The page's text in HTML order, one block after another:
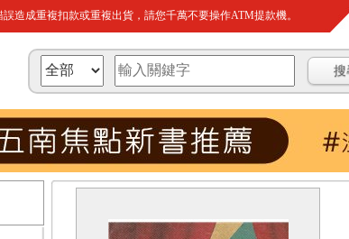
造成重複扣款或重複出貨，請您千萬不要操作ATM提款機。